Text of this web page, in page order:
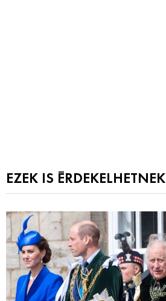
EZEK IS ÉRDEKELHETNEK